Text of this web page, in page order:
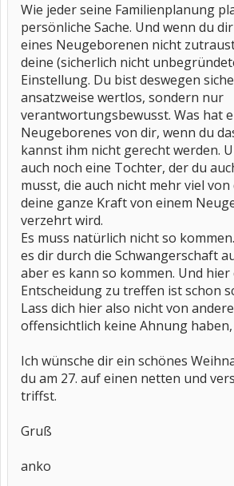
Wie jeder seine Familienplanung
persönliche Sache. Und wenn du
eines Neugeborenen nicht
deine (sicherlich nicht
Einstellung. Du bist deswegen
ansatzweise wertlos, sondern nur
verantwortungsbewusst. Was hat
Neugeborenes von dir, wenn du
kannst ihm nicht gerecht werden.
auch noch eine Tochter, der du
musst, die auch nicht mehr viel
deine ganze Kraft von einem
verzehrt wird.
Es muss natürlich nicht so
es dir durch die Schwangerschaft
aber es kann so kommen. Und hier
Entscheidung zu treffen ist schon
Lass dich hier also nicht von
offensichtlich keine Ahnung
Ich wünsche dir ein schönes
du am 27. auf einen netten und
triffst.
Gruß
anko